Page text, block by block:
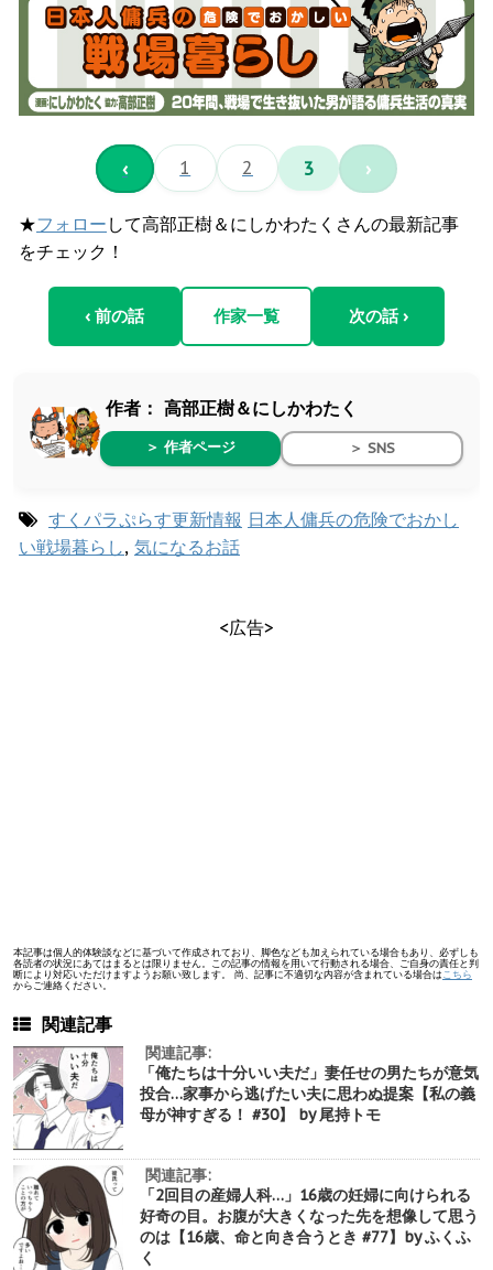
‹ 1 2 3 ›
★フォロー して高部正樹＆にしかわたくさんの最新記事
をチェック！
‹ 前の話 作家一覧 次の話 ›
作者： 高部正樹＆にしかわたく
＞ 作者ページ ＞ SNS
すくパラぷらす更新情報 日本人傭兵の危険でおかし
い戦場暮らし, 気になるお話
<広告>
本記事は個人的体験談などに基づいて作成されており、脚色なども加えられている場合もあり、必ずしも
各読者の状況にあてはまるとは限りません。この記事の情報を用いて行動される場合、ご自身の責任と判
断により対応いただけますようお願い致します。 尚、記事に不適切な内容が含まれている場合は こちら
からご連絡ください。
関連記事
関連記事:
「俺たちは十分いい夫だ」妻任せの男たちが意気
投合…家事から逃げたい夫に思わぬ提案【私の義
母が神すぎる！ #30】 by 尾持トモ
関連記事:
「2回目の産婦人科…」16歳の妊婦に向けられる
好奇の目。お腹が大きくなった先を想像して思う
のは【16歳、命と向き合うとき #77】by ふくふ
く